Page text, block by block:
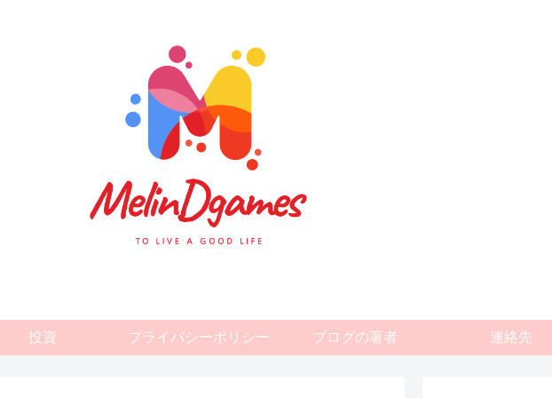
投資 プライバシーポリシー ブログの著者 連絡先